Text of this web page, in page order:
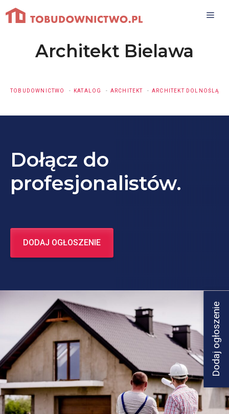
Przejdź
do
Architekt Bielawa
TOBUDOWNICTWO KATALOG ARCHITEKT ARCHITEKT
Dodaj ogłoszenie
Dołącz do
profesjonalistów.
DODAJ OGŁOSZENIE